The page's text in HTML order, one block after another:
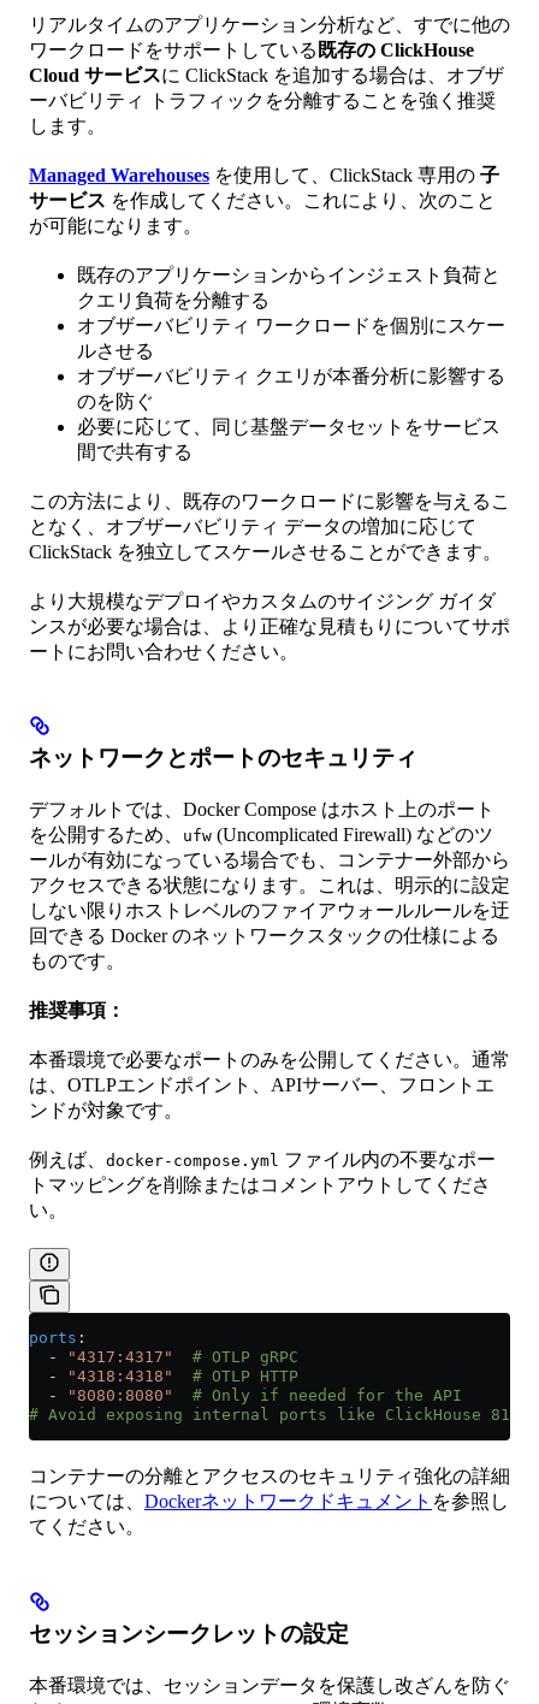
リアルタイムのアプリケーション分析など、すでに他の
ワークロードをサポートしている 既存の ClickHouse
Cloud サービスに ClickStack を追加する場合は、オブザ
ーバビリティ トラフィックを分離することを強く推奨
します。
Managed Warehouses を使用して、ClickStack 専用の 子
サービス を作成してください。これにより、次のこと
が可能になります。
既存のアプリケーションからインジェスト負荷と
クエリ負荷を分離する
オブザーバビリティ ワークロードを個別にスケー
ルさせる
オブザーバビリティ クエリが本番分析に影響する
のを防ぐ
必要に応じて、同じ基盤データセットをサービス
間で共有する
この方法により、既存のワークロードに影響を与えるこ
となく、オブザーバビリティ データの増加に応じて
ClickStack を独立してスケールさせることができます。
より大規模なデプロイやカスタムのサイジング ガイダ
ンスが必要な場合は、より正確な見積もりについてサポ
ートにお問い合わせください。
ネットワークとポートのセキュリティ
デフォルトでは、Docker Compose はホスト上のポート
を公開するため、
ufw (Uncomplicated Firewall) などのツ
ールが有効になっている場合でも、コンテナー外部から
アクセスできる状態になります。これは、明示的に設定
しない限りホストレベルのファイアウォールルールを迂
回できる Docker のネットワークスタックの仕様による
ものです。
推奨事項：
本番環境で必要なポートのみを公開してください。通常
は、OTLPエンドポイント、APIサーバー、フロントエ
ンドが対象です。
例えば、 docker-compose.yml ファイル内の不要なポー
トマッピングを削除またはコメントアウトしてくださ
い。
ports :
  -
"4317:4317"
  # OTLP gRPC
  -
"4318:4318"
  # OTLP HTTP
  -
"8080:8080"
  # Only if needed for the API
# Avoid exposing internal ports like ClickHouse 8123
コンテナーの分離とアクセスのセキュリティ強化の詳細
については、 Dockerネットワークドキュメント を参照し
てください。
セッションシークレットの設定
本番環境では、セッションデータを保護し改ざんを防ぐ